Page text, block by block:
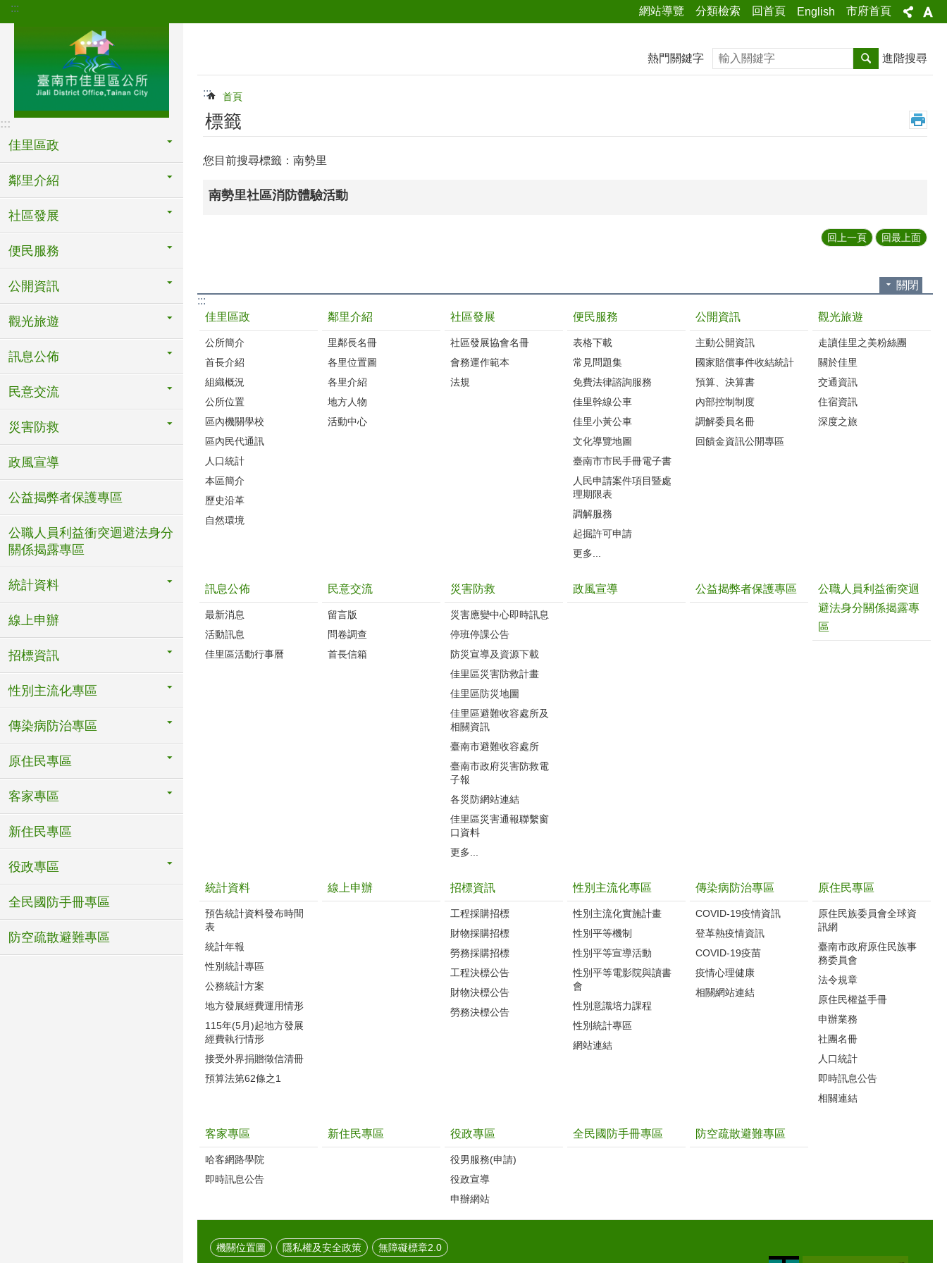
跳到主要內容區塊
::: 網站導覽 分類檢索 回首頁 English 市府首頁
:::
佳里區政
鄰里介紹
社區發展
便民服務
公開資訊
觀光旅遊
訊息公佈
民意交流
災害防救
政風宣導
公益揭弊者保護專區
公職人員利益衝突迴避法身分
關係揭露專區
統計資料
線上申辦
招標資訊
性別主流化專區
傳染病防治專區
原住民專區
客家專區
新住民專區
役政專區
全民國防手冊專區
防空疏散避難專區
熱門關鍵字 搜尋 進階搜尋
::: 首頁
標籤
您目前搜尋標籤：南勢里
南勢里社區消防體驗活動
回上一頁 回最上面
關閉
:::
佳里區政
公所簡介
首長介紹
組織概況
公所位置
區內機關學校
區內民代通訊
人口統計
本區簡介
歷史沿革
自然環境
鄰里介紹
里鄰長名冊
各里位置圖
各里介紹
地方人物
活動中心
社區發展
社區發展協會名冊
會務運作範本
法規
便民服務
表格下載
常見問題集
免費法律諮詢服務
佳里幹線公車
佳里小黃公車
文化導覽地圖
臺南市市民手冊電子書
人民申請案件項目暨處
理期限表
調解服務
起掘許可申請
更多...
公開資訊
主動公開資訊
國家賠償事件收結統計
預算、決算書
內部控制制度
調解委員名冊
回饋金資訊公開專區
觀光旅遊
走讀佳里之美粉絲團
關於佳里
交通資訊
住宿資訊
深度之旅
訊息公佈
最新消息
活動訊息
佳里區活動行事曆
民意交流
留言版
問卷調查
首長信箱
災害防救
災害應變中心即時訊息
停班停課公告
防災宣導及資源下載
佳里區災害防救計畫
佳里區防災地圖
佳里區避難收容處所及
相關資訊
臺南市避難收容處所
臺南市政府災害防救電
子報
各災防網站連結
佳里區災害通報聯繫窗
口資料
更多...
政風宣導 公益揭弊者保護專區
公職人員利益衝突迴
避法身分關係揭露專
區
統計資料
預告統計資料發布時間
表
統計年報
性別統計專區
公務統計方案
地方發展經費運用情形
115年(5月)起地方發展
經費執行情形
接受外界捐贈徵信清冊
預算法第62條之1
線上申辦 招標資訊
工程採購招標
財物採購招標
勞務採購招標
工程決標公告
財物決標公告
勞務決標公告
性別主流化專區
性別主流化實施計畫
性別平等機制
性別平等宣導活動
性別平等電影院與讀書
會
性別意識培力課程
性別統計專區
網站連結
傳染病防治專區
COVID-19疫情資訊
登革熱疫情資訊
COVID-19疫苗
疫情心理健康
相關網站連結
原住民專區
原住民族委員會全球資
訊網
臺南市政府原住民族事
務委員會
法令規章
原住民權益手冊
申辦業務
社團名冊
人口統計
即時訊息公告
相關連結
客家專區
哈客網路學院
即時訊息公告
新住民專區 役政專區
役男服務(申請)
役政宣導
申辦網站
全民國防手冊專區 防空疏散避難專區
機關位置圖 隱私權及安全政策 無障礙標章2.0